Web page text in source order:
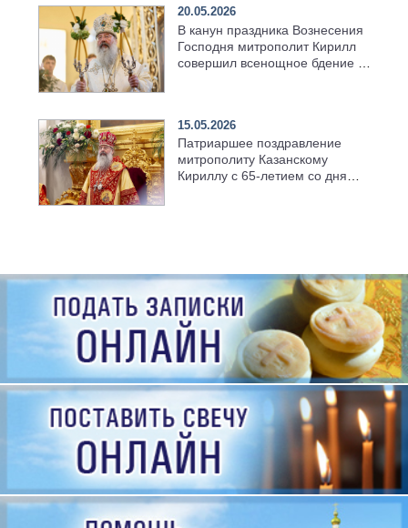
20.05.2026
В канун праздника Вознесения
Господня митрополит Кирилл
совершил всенощное бдение в
15.05.2026
Патриаршее поздравление
митрополиту Казанскому
Кириллу с 65-летием со дня